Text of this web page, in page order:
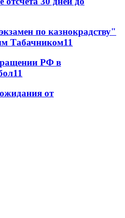
по казнокрадству"
Табачником11
РФ в
11
от